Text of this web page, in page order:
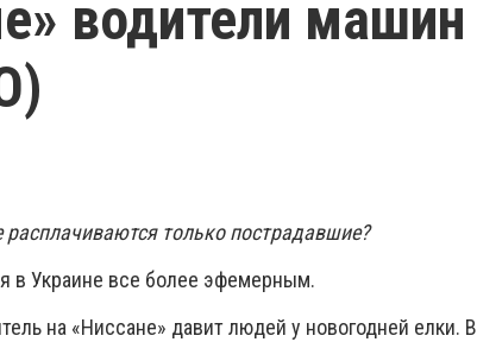
водители машин
только пострадавшие?
в Украине все более эфемерным.
на «Ниссане» давит людей у новогодней елки. В